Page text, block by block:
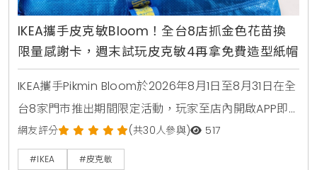
IKEA攜手皮克敏Bloom！全台8店抓金色花苗換
限量感謝卡，週末試玩皮克敏4再拿免費造型紙帽
IKEA攜手Pikmin Bloom於2026年8月1日至8月31日在全
台8家門市推出期間限定活動，玩家至店內開啟APP即
可獲得工具飾品金色花苗與專屬明信片，完成2000步
任務可再拿紅色照片鈕扣徽章飾品皮克敏，宜家卡卡友
網友評分 (共30人參與) 517
#IKEA #皮克敏